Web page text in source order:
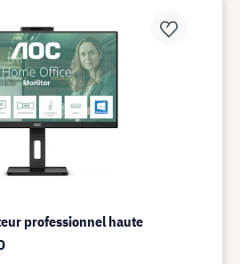
professionnel haute